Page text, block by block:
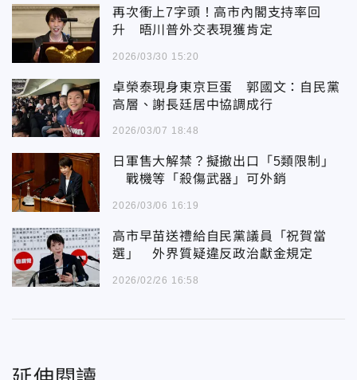
再次衝上7字頭！高市內閣支持率回
升 晤川普外交表現獲肯定
2026/03/30 15:20
卓榮泰現身東京巨蛋 郭國文：自民黨
高層、謝長廷居中協調成行
2026/03/07 18:48
日軍售大解禁？擬撤出口「5類限制」
戰機等「殺傷武器」可外銷
2026/03/06 16:19
高市早苗送禮給自民黨議員「祝賀當
選」 外界質疑違反政治獻金規定
2026/02/26 16:58